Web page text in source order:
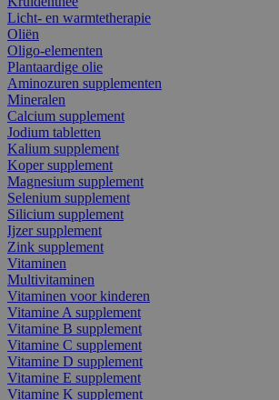
Licht- en warmtetherapie
Oliën
Oligo-elementen
Plantaardige olie
Aminozuren supplementen
Mineralen
Calcium supplement
Jodium tabletten
Kalium supplement
Koper supplement
Magnesium supplement
Selenium supplement
Silicium supplement
Ijzer supplement
Zink supplement
Vitaminen
Multivitaminen
Vitaminen voor kinderen
Vitamine A supplement
Vitamine B supplement
Vitamine C supplement
Vitamine D supplement
Vitamine E supplement
Vitamine K supplement